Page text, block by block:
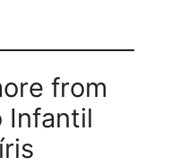
from
Infantil